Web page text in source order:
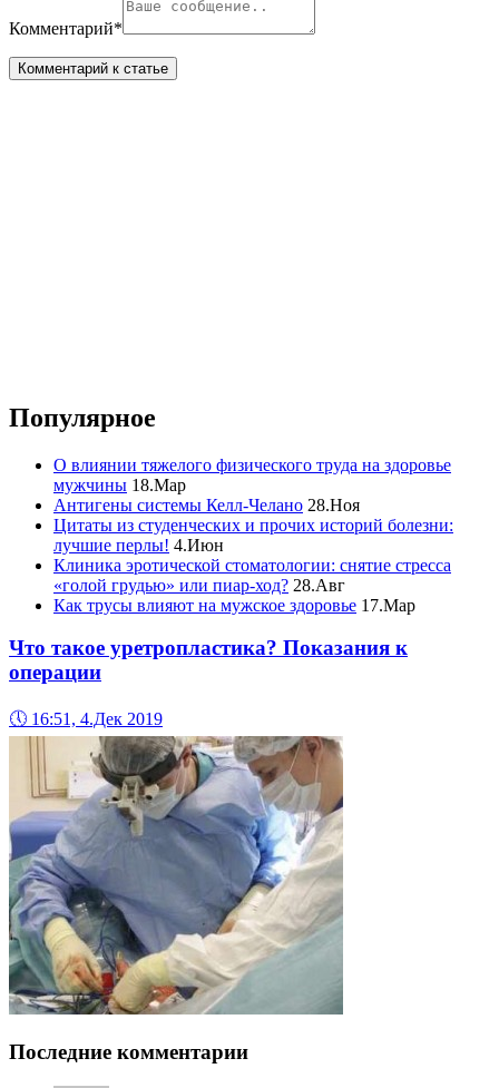
Комментарий*
Популярное
О влиянии тяжелого физического труда на здоровье
мужчины 18.Мар
Антигены системы Келл-Челано 28.Ноя
Цитаты из студенческих и прочих историй болезни:
лучшие перлы! 4.Июн
Клиника эротической стоматологии: снятие стресса
«голой грудью» или пиар-ход? 28.Авг
Как трусы влияют на мужское здоровье 17.Мар
Что такое уретропластика? Показания к
операции
🕔 16:51, 4.Дек 2019
Последние комментарии